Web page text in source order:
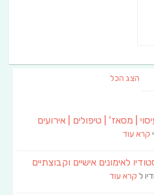
הצג הכל
| מסאז' | טיפולים | אירועים
קרא עוד
קרא עוד